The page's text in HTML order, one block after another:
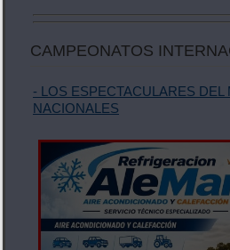
CAMPEONATOS
- LOS ESPECTACULARES
NACIONALES